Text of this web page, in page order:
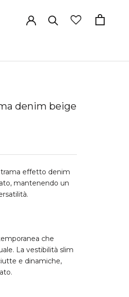
denim beige
effetto denim
mantenendo un
che
La vestibilità slim
e dinamiche,